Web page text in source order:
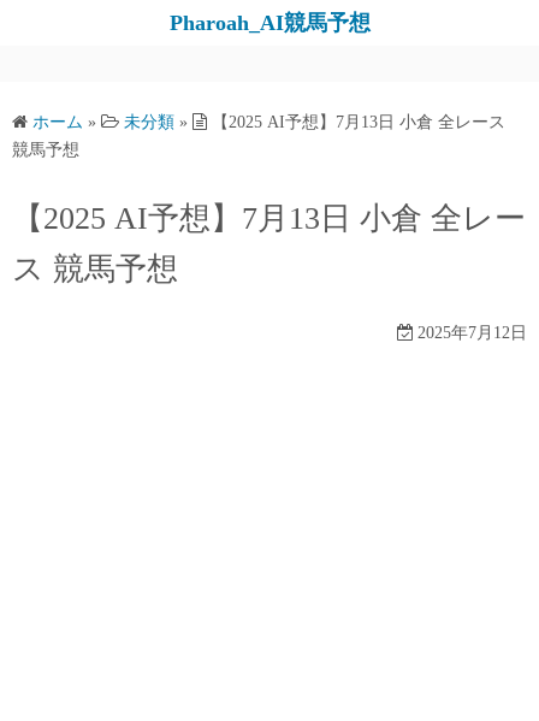
ツ
ッ
Pharoah_AI競馬予想
ホーム » 未分類 »
【2025 AI予想】7月13日 小倉 全レース
競馬予想
【2025 AI予想】7月13日 小倉 全レー
ス 競馬予想
2025年7月12日